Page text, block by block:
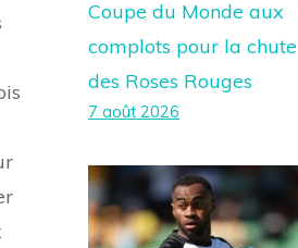
Coupe du Monde aux
complots pour la chute
des Roses Rouges
7 août 2026